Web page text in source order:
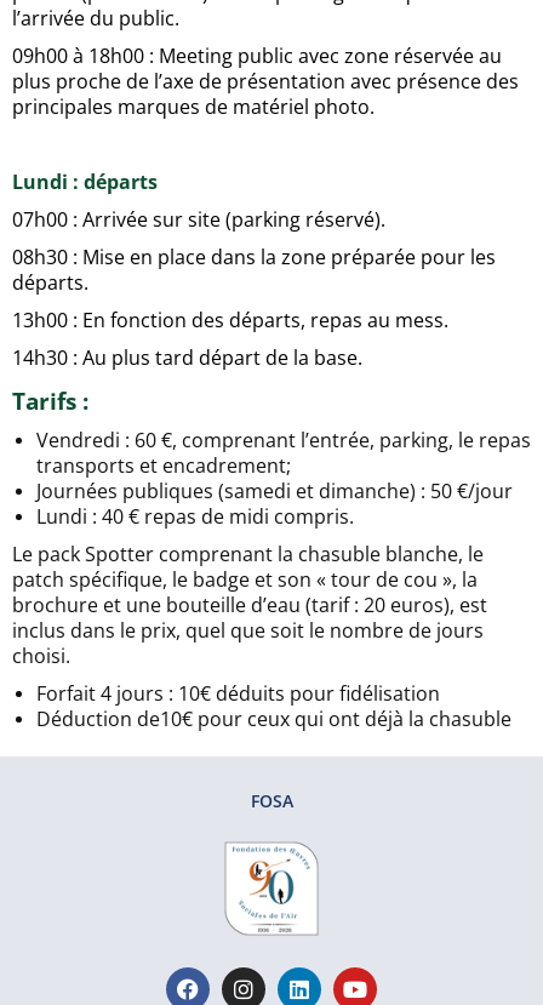
l’arrivée du public.
09h00 à 18h00 : Meeting public avec zone réservée au
plus proche de l’axe de présentation avec présence des
principales marques de matériel photo.
Lundi : départs
07h00 : Arrivée sur site (parking réservé).
08h30 : Mise en place dans la zone préparée pour les
départs.
13h00 : En fonction des départs, repas au mess.
14h30 : Au plus tard départ de la base.
Tarifs :
Vendredi : 60 €, comprenant l’entrée, parking, le repas
transports et encadrement;
Journées publiques (samedi et dimanche) : 50 €/jour
Lundi : 40 € repas de midi compris.
Le pack Spotter comprenant la chasuble blanche, le
patch spécifique, le badge et son « tour de cou », la
brochure et une bouteille d’eau (tarif : 20 euros), est
inclus dans le prix, quel que soit le nombre de jours
choisi.
Forfait 4 jours : 10€ déduits pour fidélisation
Déduction de10€ pour ceux qui ont déjà la chasuble
FOSA